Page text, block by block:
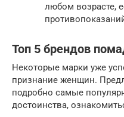
любом возрасте,
Топ 5 брендов
Некоторые марки уже
признание женщин.
подробно самые
достоинства,